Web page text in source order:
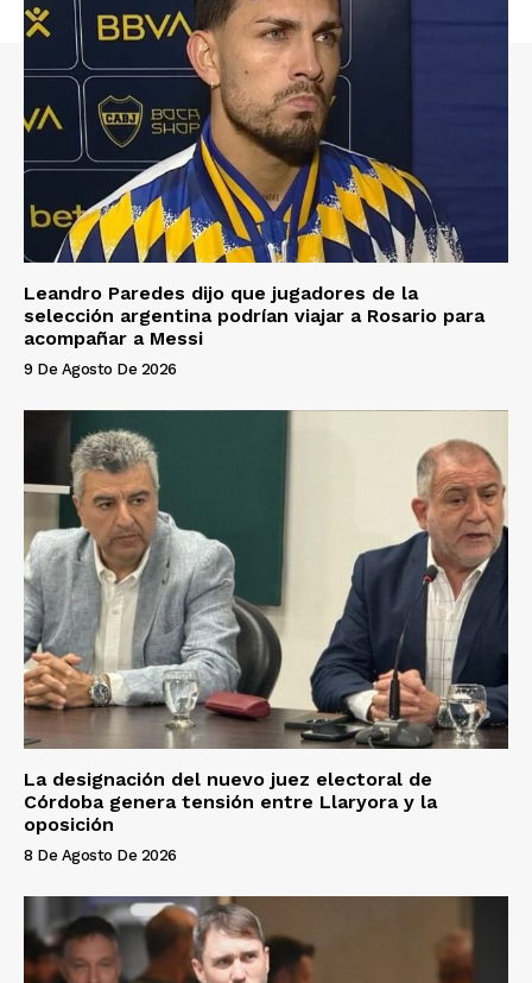
Leandro Paredes dijo que jugadores de la
selección argentina podrían viajar a Rosario para
acompañar a Messi
9 De Agosto De 2026
La designación del nuevo juez electoral de
Córdoba genera tensión entre Llaryora y la
oposición
8 De Agosto De 2026